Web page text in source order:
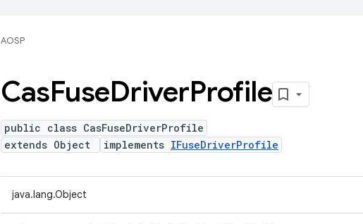
AOSP
CasFuseDriverProfile
public class CasFuseDriverProfile
extends Object
implements IFuseDriverProfile
java.lang.Object